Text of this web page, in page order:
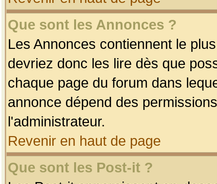
Que sont les Annonces ?
Les Annonces contiennent le
devriez donc les lire dès que
chaque page du forum dans
annonce dépend des
l'administrateur.
Revenir en haut de page
Que sont les Post-it ?